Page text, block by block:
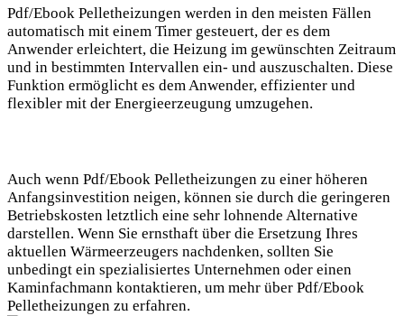
Pdf/Ebook Pelletheizungen werden in den meisten Fällen
automatisch mit einem Timer gesteuert, der es dem
Anwender erleichtert, die Heizung im gewünschten Zeitraum
und in bestimmten Intervallen ein- und auszuschalten. Diese
Funktion ermöglicht es dem Anwender, effizienter und
flexibler mit der Energieerzeugung umzugehen.
Auch wenn Pdf/Ebook Pelletheizungen zu einer höheren
Anfangsinvestition neigen, können sie durch die geringeren
Betriebskosten letztlich eine sehr lohnende Alternative
darstellen. Wenn Sie ernsthaft über die Ersetzung Ihres
aktuellen Wärmeerzeugers nachdenken, sollten Sie
unbedingt ein spezialisiertes Unternehmen oder einen
Kaminfachmann kontaktieren, um mehr über Pdf/Ebook
Pelletheizungen zu erfahren.